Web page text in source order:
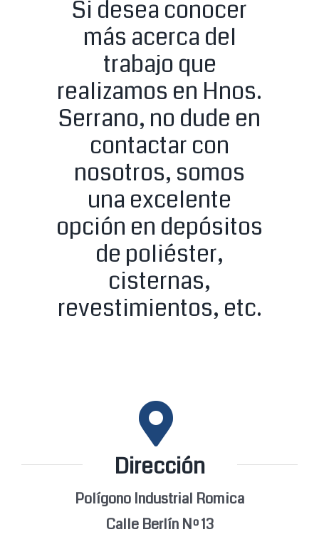
Si desea conocer
más acerca del
trabajo que
realizamos en Hnos.
Serrano, no dude en
contactar con
nosotros, somos
una excelente
opción en depósitos
de poliéster,
cisternas,
revestimientos, etc.
Dirección
Polígono Industrial Romica
Calle Berlín Nº 13